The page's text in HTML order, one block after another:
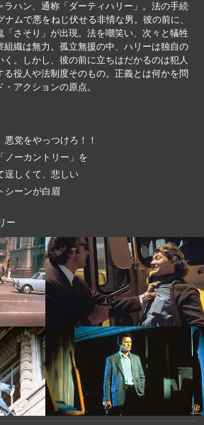
ラハン、通称「ダーティハリー」。法の手続
ナムで悪をねじ伏せる非情な男。彼の前に、
さそり」が出現。法を嘲笑い、次々と犠牲
組織は無力。孤立無援の中、ハリーは独自の
。しかし、彼の前に立ちはだかるのは犯人
る役人や法制度そのもの。正義とは何かを問
アクションの原点。
悪党をやっつけろ！！
ノーカントリー」を
逞しくて、悲しい
シーンが白眉
ー